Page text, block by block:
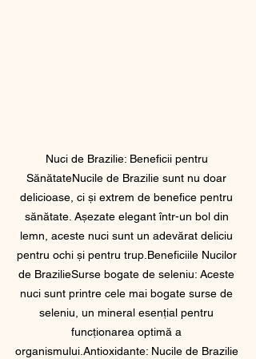
Nuci de Brazilie: Beneficii pentru
SănătateNucile de Brazilie sunt nu doar
delicioase, ci și extrem de benefice pentru
sănătate. Așezate elegant într-un bol din
lemn, aceste nuci sunt un adevărat deliciu
pentru ochi și pentru trup.Beneficiile Nucilor
de BrazilieSurse bogate de seleniu: Aceste
nuci sunt printre cele mai bogate surse de
seleniu, un mineral esențial pentru
funcționarea optimă a
organismului.Antioxidante: Nucile de Brazilie